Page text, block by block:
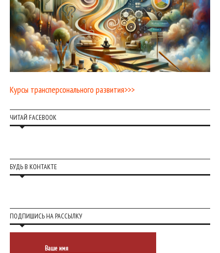
Курсы трансперсонального развития>>>
ЧИТАЙ FACEBOOK
БУДЬ В КОНТАКТЕ
ПОДПИШИСЬ НА РАССЫЛКУ
Ваше имя